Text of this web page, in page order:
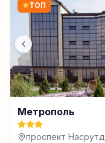
★ТОП
Метрополь
проспект